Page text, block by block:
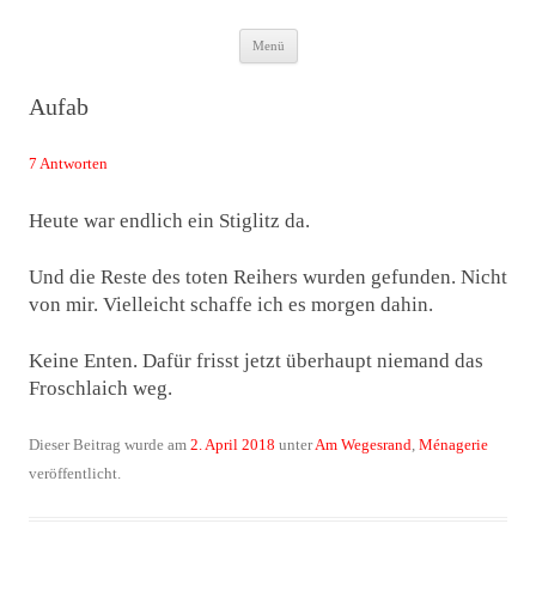
Das Neuste von JWD
Menü
Zum
Inhalt
Aufab
7 Antworten
Heute war endlich ein Stiglitz da.
Und die Reste des toten Reihers wurden gefunden. Nicht
von mir. Vielleicht schaffe ich es morgen dahin.
Keine Enten. Dafür frisst jetzt überhaupt niemand das
Froschlaich weg.
Dieser Beitrag wurde am 2. April 2018 unterAm Wegesrand, Ménagerie
veröffentlicht.